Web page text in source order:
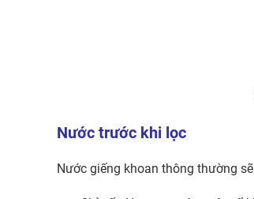
Nước trước khi lọc
Nước giếng khoan thông thường